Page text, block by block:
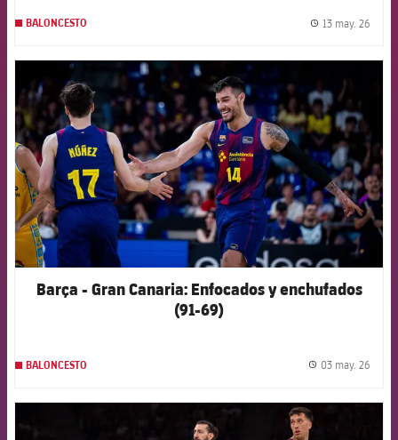
BALONCESTO 13 may. 26
FCB Barcelona badge
Barça - Gran Canaria: Enfocados y enchufados
(91-69)
BALONCESTO 03 may. 26
FCB Barcelona badge